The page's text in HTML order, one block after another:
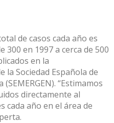
de casos cada año es
300 en 1997 a cerca de 500
en la
la Sociedad Española de
“Estimamos
directamente al
cada año en el área de